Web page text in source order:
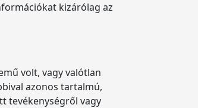
kizárólag az
volt, vagy valótlan
azonos tartalmú,
tevékenységről vagy